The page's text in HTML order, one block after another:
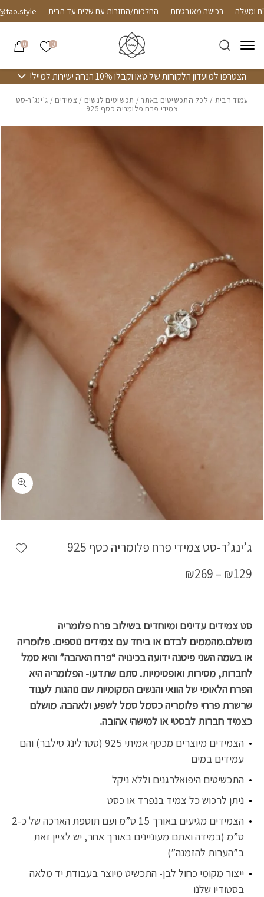
Skip to Contentרכישה מאובטחת החלפות/החזרות עם שליח עד הבית
0 הרשימה
0
הצטרפו למועדון הלקוחות של טאו וקבלו 10% הנחה ישירות למייל!
עמוד הבית / לכל התכשיטים באתר/ תכשיטים לנשים / צמידים / ג’ינג’ר-סט
צמידי פרח פלומריה כסף 925
ג’ינג’ר-סט צמידי פרח פלומריה כסף 925
₪129
–
₪269
סט צמידים עדינים ומיוחדים בשילוב פרח פלומריה
מושלם.מהממים לבדם או ביחד עם צמידים נוספים. פלומריה
או בשמה השני פיטנה ידועה בכינויה “פרח האהבה” והיא סמל
לחברות, מסירות ואופטימיות. סתם שתדעו- הפלומריה היא
הפרח הלאומי של הוואי והנשים המקומיות שם נוהגות לענוד
שרשרת פרחי פלומריה כסמל סמל לשפע ולאהבה. מושלם
כצמיד חברות לבסטי או למישהי אהובה.
הצמידים מיוצרים מכסף אמיתי 925 (סטרלינג סילבר) והם
עמידים במים
התכשיטים היפואלרגנים וללא ניקל
ניתן לרכוש כל צמיד בנפרד או כסט
הצמידים מגיעים באורך 15 ס”מ ועם תוספת הארכה של כ-2
ס”מ (במידה ואתם מעוניינים באורך אחר, יש לציין זאת
ב”הערות להזמנה”)
ייצור מקומי כחול לבן- התכשיט מיוצר בעבודת יד מלאה
בסטודיו שלנו
בחזרה למעלה